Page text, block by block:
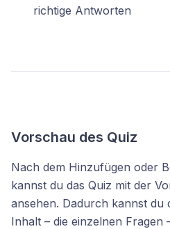
richtige Antworten
Vorschau des Quiz
Nach dem Hinzufügen oder
kannst du das Quiz mit der
ansehen. Dadurch kannst du
Inhalt – die einzelnen Fragen